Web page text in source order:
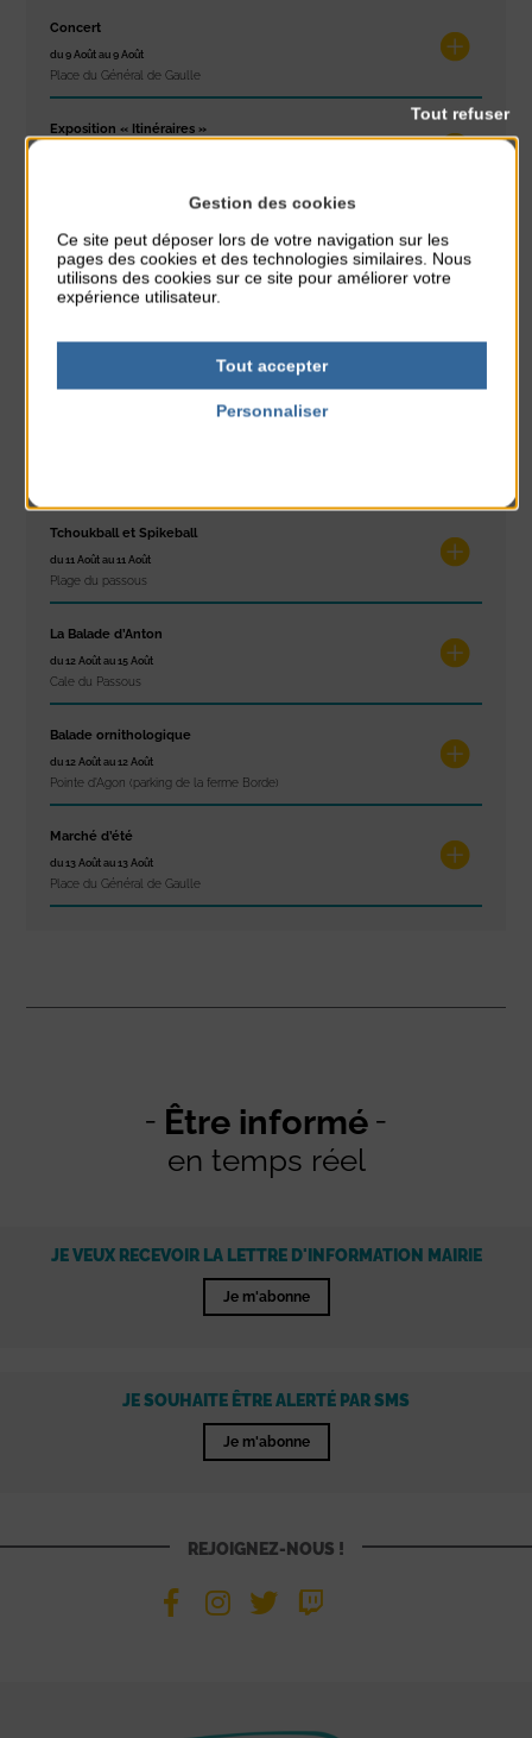
Concert
du 9 Août au 9 Août
Place du Général de Gaulle
Exposition « Itinéraires »
Réveil musculaire
du 10 Août au 14 Août
Plage du passous
Tchoukball et Spikeball
du 11 Août au 11 Août
Plage du passous
La Balade d’Anton
du 12 Août au 15 Août
Cale du Passous
Balade ornithologique
du 12 Août au 12 Août
Pointe d'Agon (parking de la ferme Borde)
Marché d’été
du 13 Août au 13 Août
Place du Général de Gaulle
Être informé
en temps réel
JE VEUX RECEVOIR LA LETTRE D'INFORMATION MAIRIE
Je m'abonne
JE SOUHAITE ÊTRE ALERTÉ PAR SMS
Je m'abonne
REJOIGNEZ-NOUS !
Gestion des cookies
Ce site peut déposer lors de votre navigation sur les
pages des cookies et des technologies similaires. Nous
utilisons des cookies sur ce site pour améliorer votre
expérience utilisateur.
Tout accepter
Tout refuser
Personnaliser